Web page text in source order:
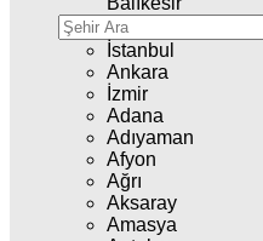
İstanbul
Ankara
İzmir
Adana
Adıyaman
Afyon
Ağrı
Aksaray
Amasya